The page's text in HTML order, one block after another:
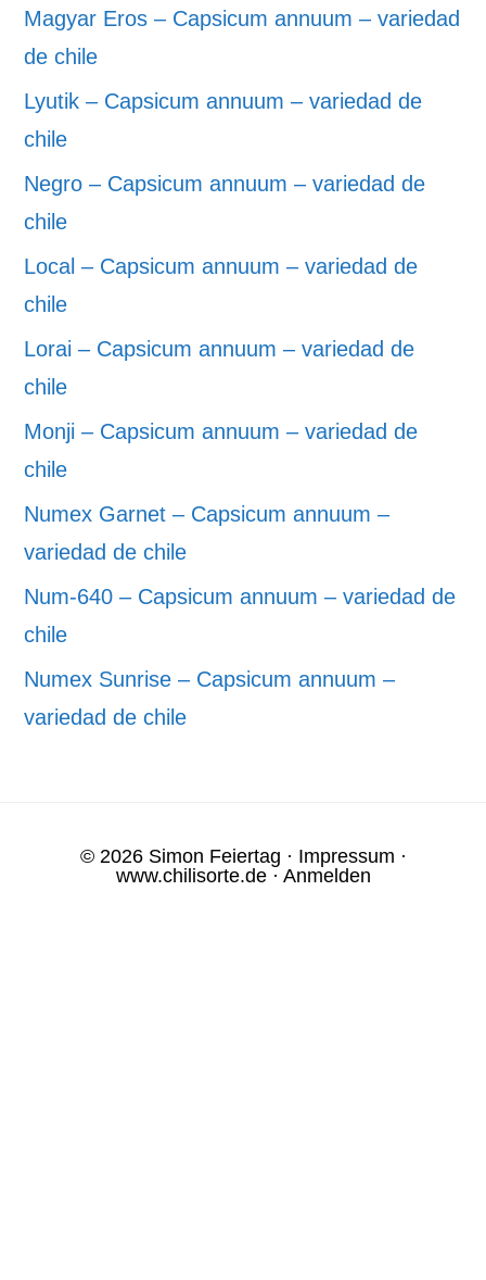
Magyar Eros – Capsicum annuum – variedad
de chile
Lyutik – Capsicum annuum – variedad de
chile
Negro – Capsicum annuum – variedad de
chile
Local – Capsicum annuum – variedad de
chile
Lorai – Capsicum annuum – variedad de
chile
Monji – Capsicum annuum – variedad de
chile
Numex Garnet – Capsicum annuum –
variedad de chile
Num-640 – Capsicum annuum – variedad de
chile
Numex Sunrise – Capsicum annuum –
variedad de chile
© 2026 Simon Feiertag · Impressum ·
www.chilisorte.de· Anmelden